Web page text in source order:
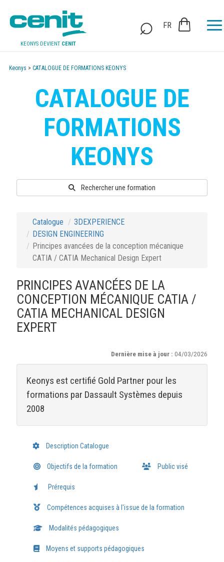
KEONYS DEVIENT CENIT
FR
Keonys > CATALOGUE DE FORMATIONS KEONYS
CATALOGUE DE
FORMATIONS
KEONYS
Rechercher une formation
Catalogue
3DEXPERIENCE
DESIGN ENGINEERING
Principes avancées de la conception mécanique
CATIA / CATIA Mechanical Design Expert
PRINCIPES AVANCÉES DE LA
CONCEPTION MÉCANIQUE CATIA /
CATIA MECHANICAL DESIGN
EXPERT
Dernière mise à jour :04/03/2026
Keonys est certifié Gold Partner pour les
formations par Dassault Systèmes depuis
2008
Description Catalogue
Objectifs de la formation Public visé
Prérequis
Compétences acquises à l'issue de la formation
Modalités pédagogiques
Moyens et supports pédagogiques